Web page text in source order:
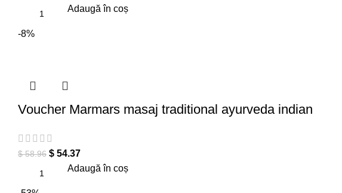
Adaugă în coș
-8%
Voucher Marmars masaj traditional ayurveda indian
$58.96 $ 54.37
Adaugă în coș